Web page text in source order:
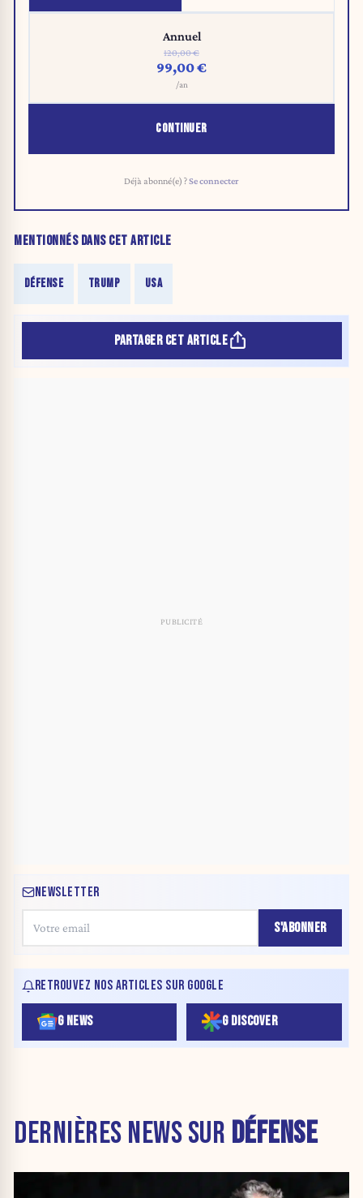
Annuel
120,00 €
99,00 €
/an
CONTINUER
Déjà abonné(e) ?Se connecter
MENTIONNÉS DANS CET ARTICLE
DÉFENSE TRUMP USA
PARTAGER CET ARTICLE
NEWSLETTER
S'ABONNER
RETROUVEZ NOS ARTICLES SUR GOOGLE
G NEWS G DISCOVER
DERNIÈRES NEWS SUR DÉFENSE